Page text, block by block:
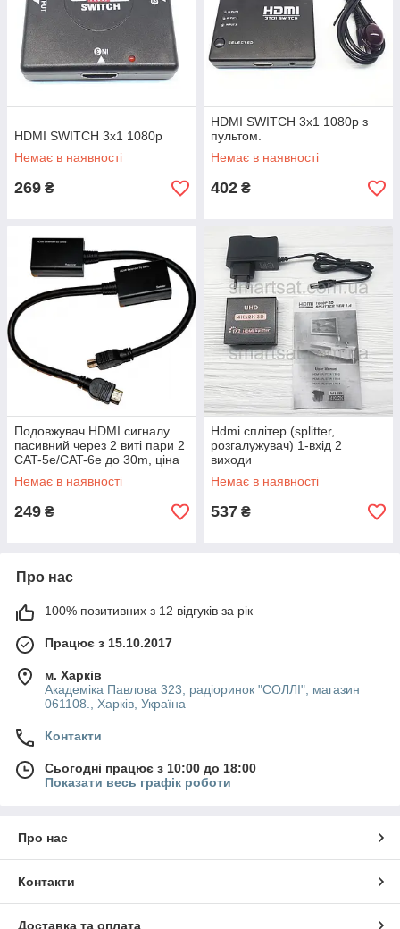
HDMI SWITCH 3х1 1080p
Немає в наявності
269 ₴
HDMI SWITCH 3х1 1080p з
пультом.
Немає в наявності
402 ₴
Подовжувач HDMI сигналу
пасивний через 2 виті пари 2
CAT-5e/CAT-6e до 30m, ціна
за пару.
Немає в наявності
249 ₴
Hdmi сплітер (splitter,
розгалужувач) 1-вхід 2
виходи
Немає в наявності
537 ₴
Про нас
100% позитивних з 12 відгуків за рік
Працює з 15.10.2017
м. Харків
Академіка Павлова 323, радіоринок "СОЛЛІ", магазин
061108., Харків, Україна
Контакти
Сьогодні працює з 10:00 до 18:00
Показати весь графік роботи
Про нас
Контакти
Доставка та оплата